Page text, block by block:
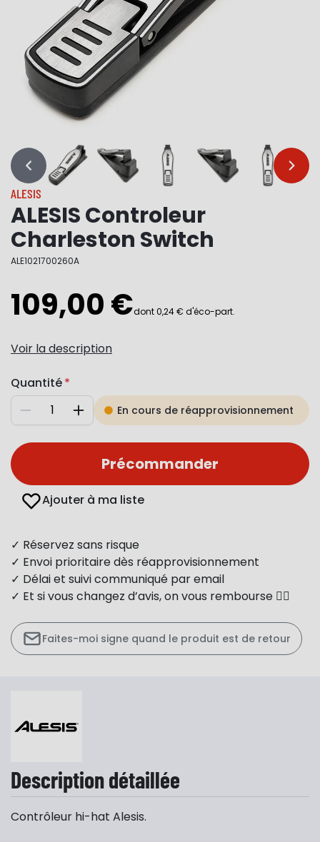
… …
ALESIS
ALESIS Controleur
Charleston Switch
ALE1021700260A
109,00 €dont 0,24 € d'éco-part.
Voir la description
Quantité
Diminuer AugmenterEn cours de réapprovisionnement
Précommander
Ajouter à ma liste
✓ Réservez sans risque
✓ Envoi prioritaire dès réapprovisionnement
✓ Délai et suivi communiqué par email
✓ Et si vous changez d’avis, on vous rembourse 👍🏻
Faites-moi signe quand le produit est de retour
Description détaillée
Contrôleur hi-hat Alesis.